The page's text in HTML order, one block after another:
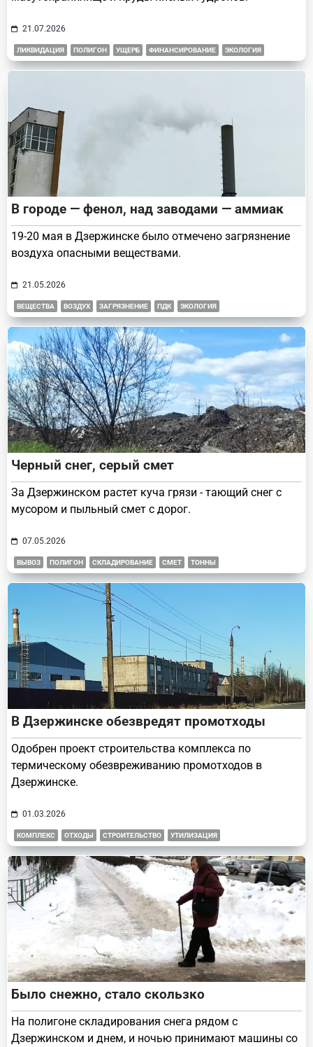
21.07.2026
ЛИКВИДАЦИЯ ПОЛИГОН УЩЕРБ ФИНАНСИРОВАНИЕ ЭКОЛОГИЯ
В городе — фенол, над заводами — аммиак
19-20 мая в Дзержинске было отмечено загрязнение
воздуха опасными веществами.
21.05.2026
ВЕЩЕСТВА ВОЗДУХ ЗАГРЯЗНЕНИЕ ПДК ЭКОЛОГИЯ
Черный снег, серый смет
За Дзержинском растет куча грязи - тающий снег с
мусором и пыльный смет с дорог.
07.05.2026
ВЫВОЗ ПОЛИГОН СКЛАДИРОВАНИЕ СМЕТ ТОННЫ
В Дзержинске обезвредят промотходы
Одобрен проект строительства комплекса по
термическому обезвреживанию промотходов в
Дзержинске.
01.03.2026
КОМПЛЕКС ОТХОДЫ СТРОИТЕЛЬСТВО УТИЛИЗАЦИЯ
Было снежно, стало скользко
На полигоне складирования снега рядом с
Дзержинском и днем, и ночью принимают машины со